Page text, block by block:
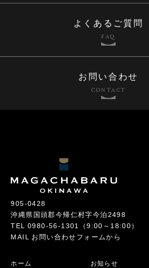
よくあるご質問
FAQ
お問い合わせ
CONTACT
905-0428
沖縄県国頭郡今帰仁村字今泊2498
TEL 0980-56-1301
（9:00～18:00）
MAIL お問い合わせフォームから
ホーム お知らせ